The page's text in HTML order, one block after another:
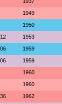
1949
1950
1953
1959
1959
1960
1960
1962